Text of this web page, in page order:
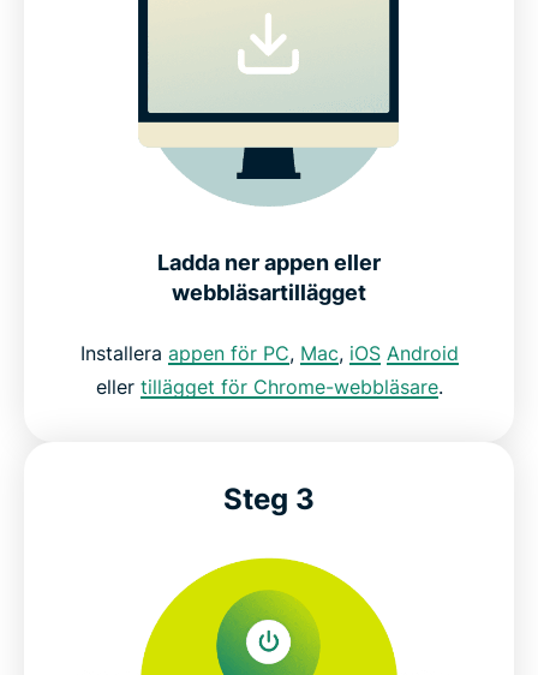
Ladda ner appen eller
webbläsartillägget
Installera appen för PC, Mac, iOS Android
eller tillägget för Chrome-webbläsare.
Steg 3